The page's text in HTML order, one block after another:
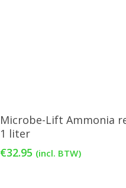
Toevoegen Aan
Microbe-Lift Ammonia
1 liter
€32.95 (incl. BTW)